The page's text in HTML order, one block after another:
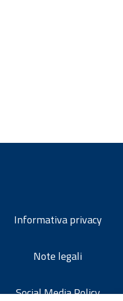
Informativa privacy
Note legali
Social Media Policy